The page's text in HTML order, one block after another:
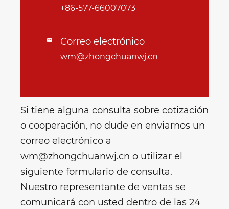
+86-577-66007073
 Correo electrónico
wm@zhongchuanwj.cn
Si tiene alguna consulta sobre cotización
o cooperación, no dude en enviarnos un
correo electrónico a
wm@zhongchuanwj.cn o utilizar el
siguiente formulario de consulta.
Nuestro representante de ventas se
comunicará con usted dentro de las 24